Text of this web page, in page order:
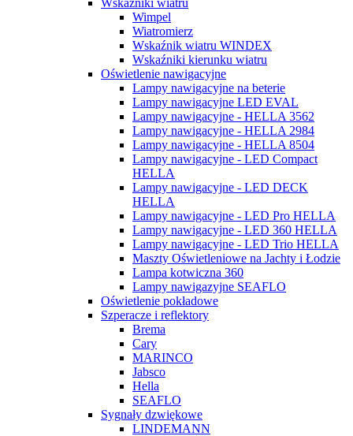
Wskaźniki wiatru
Wimpel
Wiatromierz
Wskaźnik wiatru WINDEX
Wskaźniki kierunku wiatru
Oświetlenie nawigacyjne
Lampy nawigacyjne na beterie
Lampy nawigacyjne LED EVAL
Lampy nawigacyjne - HELLA 3562
Lampy nawigacyjne - HELLA 2984
Lampy nawigacyjne - HELLA 8504
Lampy nawigacyjne - LED Compact
HELLA
Lampy nawigacyjne - LED DECK
HELLA
Lampy nawigacyjne - LED Pro HELLA
Lampy nawigacyjne - LED 360 HELLA
Lampy nawigacyjne - LED Trio HELLA
Maszty Oświetleniowe na Jachty i Łodzie
Lampa kotwiczna 360
Lampy nawigazyjne SEAFLO
Oświetlenie pokładowe
Szperacze i reflektory
Brema
Cary
MARINCO
Jabsco
Hella
SEAFLO
Sygnały dzwiękowe
LINDEMANN